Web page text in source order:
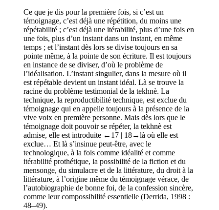
Ce que je dis pour la première fois, si c’est un
témoignage, c’est déjà une répétition, du moins une
répétabilité ; c’est déjà une itérabilité, plus d’une fois en
une fois, plus d’un instant dans un instant, en même
temps ; et l’instant dès lors se divise toujours en sa
pointe même, à la pointe de son écriture. Il est toujours
en instance de se diviser, d’où le problème de
l’idéalisation. L’instant singulier, dans la mesure où il
est répétable devient un instant idéal. Là se trouve la
racine du problème testimonial de la tekhnè. La
technique, la reproductibilité technique, est exclue du
témoignage qui en appelle toujours à la présence de la
vive voix en première personne. Mais dès lors que le
témoignage doit pouvoir se répéter, la tekhnè est
admise, elle est introduite←17 | 18→là où elle est
exclue… Et là s’insinue peut-être, avec le
technologique, à la fois comme idéalité et comme
itérabilité prothétique, la possibilité de la fiction et du
mensonge, du simulacre et de la littérature, du droit à la
littérature, à l’origine même du témoignage vérace, de
l’autobiographie de bonne foi, de la confession sincère,
comme leur compossibilité essentielle (Derrida, 1998 :